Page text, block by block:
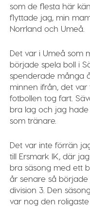
som de flesta här
flyttade jag, min
Norrland och Umeå.
Det var i Umeå som
började spela boll i
spenderade många
minnen ifrån, det
fotbollen tog fart.
bra lag och jag
som tränare.
Det var inte förrän
till Ersmark IK, där
bra säsong med ett
år senare så
division 3. Den
var nog den